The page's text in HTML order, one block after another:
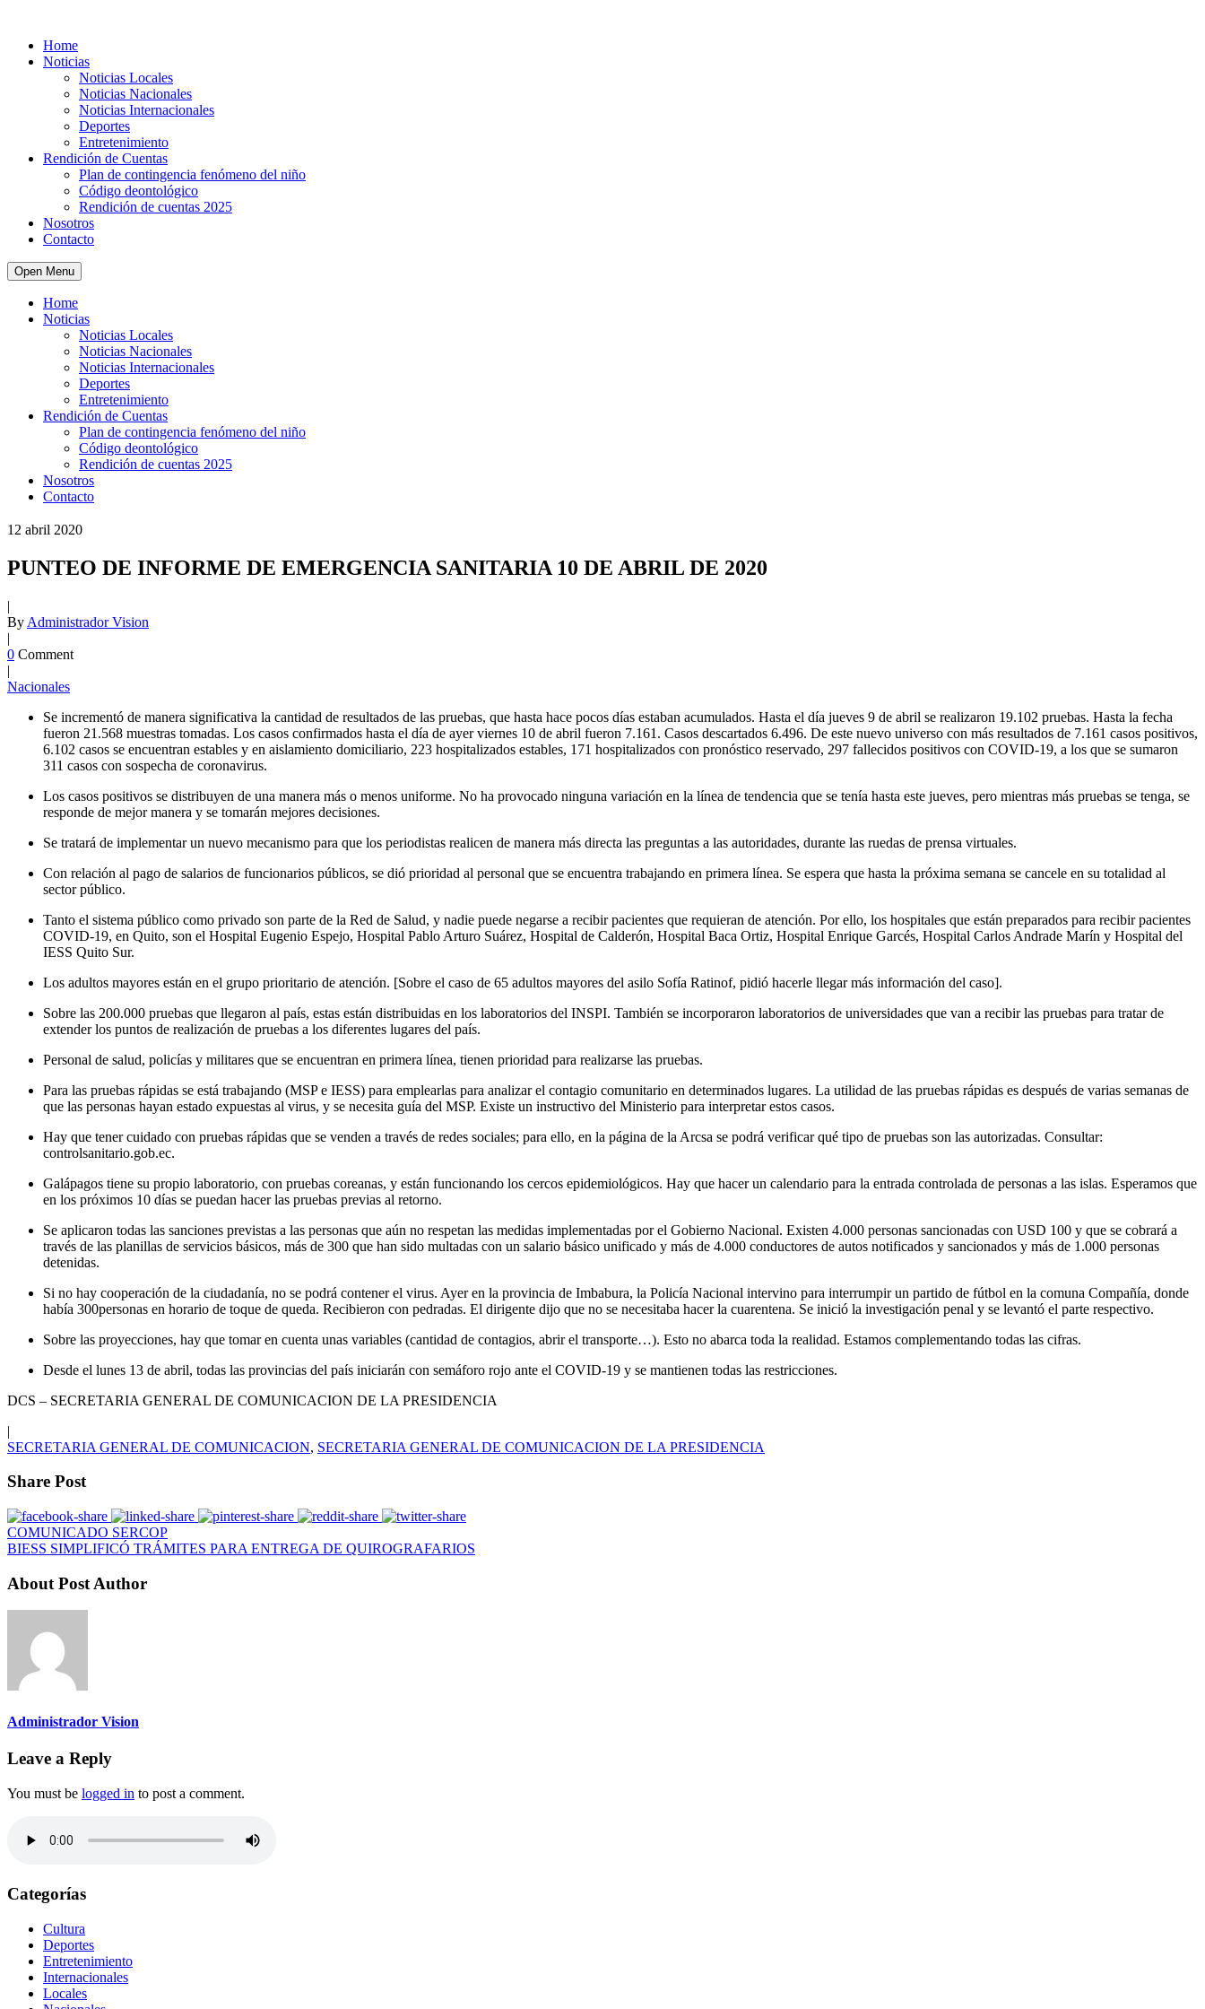
Home
Noticias
Noticias Locales
Noticias Nacionales
Noticias Internacionales
Deportes
Entretenimiento
Rendición de Cuentas
Plan de contingencia fenómeno del niño
Código deontológico
Rendición de cuentas 2025
Nosotros
Contacto
Open Menu
Home
Noticias
Noticias Locales
Noticias Nacionales
Noticias Internacionales
Deportes
Entretenimiento
Rendición de Cuentas
Plan de contingencia fenómeno del niño
Código deontológico
Rendición de cuentas 2025
Nosotros
Contacto
12 abril 2020
PUNTEO DE INFORME DE EMERGENCIA SANITARIA 10 DE ABRIL DE 2020
|
By Administrador Vision
|
0 Comment
|
Nacionales
Se incrementó de manera significativa la cantidad de resultados de las pruebas, que hasta hace pocos días estaban acumulados. Hasta el día jueves 9 de abril se realizaron 19.102 pruebas. Hasta la fecha
fueron 21.568 muestras tomadas. Los casos confirmados hasta el día de ayer viernes 10 de abril fueron 7.161. Casos descartados 6.496. De este nuevo universo con más resultados de 7.161 casos positivos,
6.102 casos se encuentran estables y en aislamiento domiciliario, 223 hospitalizados estables, 171 hospitalizados con pronóstico reservado, 297 fallecidos positivos con COVID-19, a los que se sumaron
311 casos con sospecha de coronavirus.
Los casos positivos se distribuyen de una manera más o menos uniforme. No ha provocado ninguna variación en la línea de tendencia que se tenía hasta este jueves, pero mientras más pruebas se tenga, se
responde de mejor manera y se tomarán mejores decisiones.
Se tratará de implementar un nuevo mecanismo para que los periodistas realicen de manera más directa las preguntas a las autoridades, durante las ruedas de prensa virtuales.
Con relación al pago de salarios de funcionarios públicos, se dió prioridad al personal que se encuentra trabajando en primera línea. Se espera que hasta la próxima semana se cancele en su totalidad al
sector público.
Tanto el sistema público como privado son parte de la Red de Salud, y nadie puede negarse a recibir pacientes que requieran de atención. Por ello, los hospitales que están preparados para recibir pacientes
COVID-19, en Quito, son el Hospital Eugenio Espejo, Hospital Pablo Arturo Suárez, Hospital de Calderón, Hospital Baca Ortiz, Hospital Enrique Garcés, Hospital Carlos Andrade Marín y Hospital del
IESS Quito Sur.
Los adultos mayores están en el grupo prioritario de atención. [Sobre el caso de 65 adultos mayores del asilo Sofía Ratinof, pidió hacerle llegar más información del caso].
Sobre las 200.000 pruebas que llegaron al país, estas están distribuidas en los laboratorios del INSPI. También se incorporaron laboratorios de universidades que van a recibir las pruebas para tratar de
extender los puntos de realización de pruebas a los diferentes lugares del país.
Personal de salud, policías y militares que se encuentran en primera línea, tienen prioridad para realizarse las pruebas.
Para las pruebas rápidas se está trabajando (MSP e IESS) para emplearlas para analizar el contagio comunitario en determinados lugares. La utilidad de las pruebas rápidas es después de varias semanas de
que las personas hayan estado expuestas al virus, y se necesita guía del MSP. Existe un instructivo del Ministerio para interpretar estos casos.
Hay que tener cuidado con pruebas rápidas que se venden a través de redes sociales; para ello, en la página de la Arcsa se podrá verificar qué tipo de pruebas son las autorizadas. Consultar:
controlsanitario.gob.ec.
Galápagos tiene su propio laboratorio, con pruebas coreanas, y están funcionando los cercos epidemiológicos. Hay que hacer un calendario para la entrada controlada de personas a las islas. Esperamos que
en los próximos 10 días se puedan hacer las pruebas previas al retorno.
Se aplicaron todas las sanciones previstas a las personas que aún no respetan las medidas implementadas por el Gobierno Nacional. Existen 4.000 personas sancionadas con USD 100 y que se cobrará a
través de las planillas de servicios básicos, más de 300 que han sido multadas con un salario básico unificado y más de 4.000 conductores de autos notificados y sancionados y más de 1.000 personas
detenidas.
Si no hay cooperación de la ciudadanía, no se podrá contener el virus. Ayer en la provincia de Imbabura, la Policía Nacional intervino para interrumpir un partido de fútbol en la comuna Compañía, donde
había 300personas en horario de toque de queda. Recibieron con pedradas. El dirigente dijo que no se necesitaba hacer la cuarentena. Se inició la investigación penal y se levantó el parte respectivo.
Sobre las proyecciones, hay que tomar en cuenta unas variables (cantidad de contagios, abrir el transporte…). Esto no abarca toda la realidad. Estamos complementando todas las cifras.
Desde el lunes 13 de abril, todas las provincias del país iniciarán con semáforo rojo ante el COVID-19 y se mantienen todas las restricciones.
DCS – SECRETARIA GENERAL DE COMUNICACION DE LA PRESIDENCIA
|
SECRETARIA GENERAL DE COMUNICACION, SECRETARIA GENERAL DE COMUNICACION DE LA PRESIDENCIA
Share Post
COMUNICADO SERCOP
BIESS SIMPLIFICÓ TRÁMITES PARA ENTREGA DE QUIROGRAFARIOS
About Post Author
Administrador Vision
Leave a Reply
You must be logged in to post a comment.
Categorías
Cultura
Deportes
Entretenimiento
Internacionales
Locales